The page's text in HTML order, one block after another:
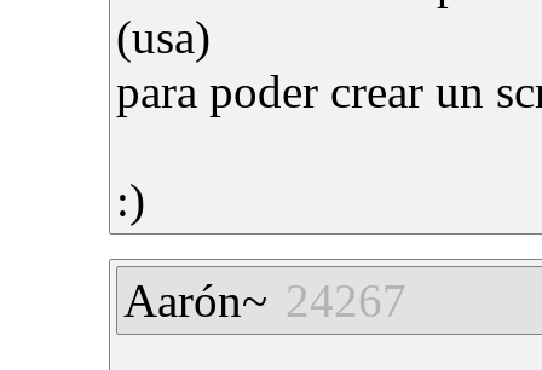
(usa)
para poder crear un
:)
Aarón~ 24267